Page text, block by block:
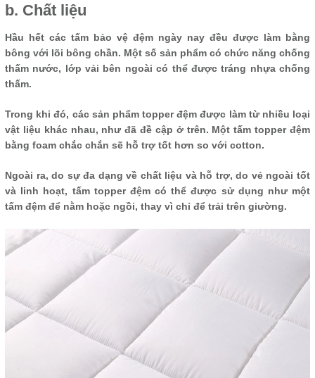
b. Chất liệu
Hầu hết các tấm bảo vệ đệm ngày nay đều được làm bằng
bông với lõi bông chần. Một số sản phẩm có chức năng chống
thấm nước, lớp vải bên ngoài có thể được tráng nhựa chống
thấm.
Trong khi đó, các sản phẩm topper đệm được làm từ nhiều loại
vật liệu khác nhau, như đã đề cập ở trên. Một tấm topper đệm
bằng foam chắc chắn sẽ hỗ trợ tốt hơn so với cotton.
Ngoài ra, do sự đa dạng về chất liệu và hỗ trợ, do vẻ ngoài tốt
và linh hoạt, tấm topper đệm có thể được sử dụng như một
tấm đệm để nằm hoặc ngồi, thay vì chỉ để trải trên giường.